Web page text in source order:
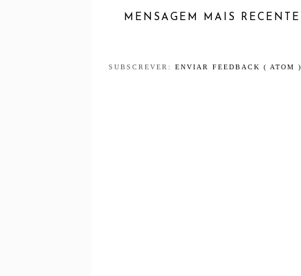
MENSAGEM MAIS RECENTE
SUBSCREVER: ENVIAR FEEDBACK ( ATOM )